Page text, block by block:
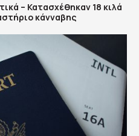
– Κατασχέθηκαν 18 κιλά
κάνναβης